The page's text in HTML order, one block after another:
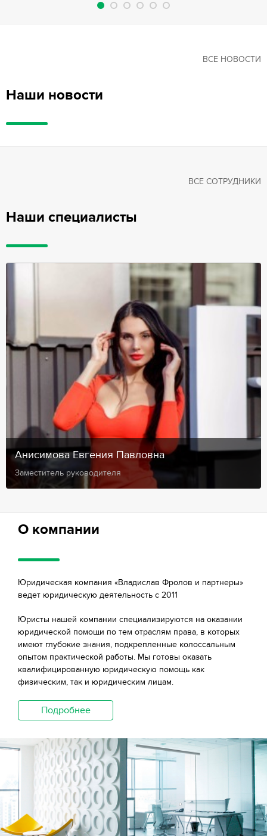
Наши новости
ВСЕ НОВОСТИ
Наши специалисты
ВСЕ СОТРУДНИКИ
Анисимова Евгения Павловна
Заместитель руководителя
О компании
Юридическая компания «Владислав Фролов и партнеры»
ведет юридическую деятельность с 2011
Юристы нашей компании специализируются на оказании
юридической помощи по тем отраслям права, в которых
имеют глубокие знания, подкрепленные колоссальным
опытом практической работы. Мы готовы оказать
квалифицированную юридическую помощь как
физическим, так и юридическим лицам.
Подробнее